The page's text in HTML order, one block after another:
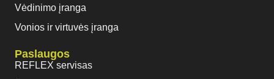
Vėdinimo įranga
Vonios ir virtuvės įranga
Paslaugos
REFLEX servisas